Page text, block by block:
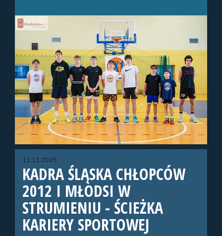
11.11.2025
KADRA ŚLĄSKA CHŁOPCÓW
2012 I MŁODSI W
STRUMIENIU - ŚCIEŻKA
KARIERY SPORTOWEJ